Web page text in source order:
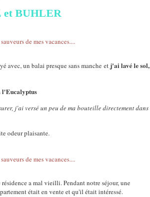
et BUHLER
avec, un balai presque sans manche et j'ai lavé le sol,
l'Eucalyptus
j'ai versé un peu de ma bouteille directement dans
odeur plaisante.
a mal vieilli. Pendant notre séjour, une
était en vente et qu'il était intéressé.